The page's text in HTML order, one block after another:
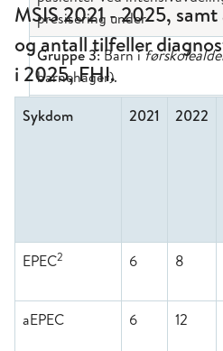
MSIS 2021 - 2025,
og antall tilfeller
i 2025, FHI.
Sykdom 2021 2022
EPEC2 6 8
aEPEC 6 12